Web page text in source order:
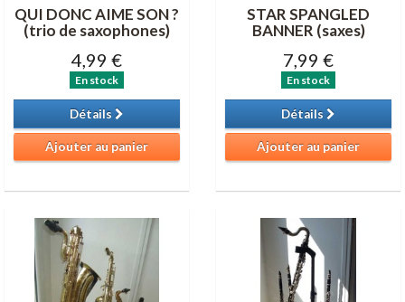
QUI DONC AIME SON ?
(trio de saxophones)
4,99 €
En stock
Détails
Ajouter au panier
STAR SPANGLED
BANNER (saxes)
7,99 €
En stock
Détails
Ajouter au panier